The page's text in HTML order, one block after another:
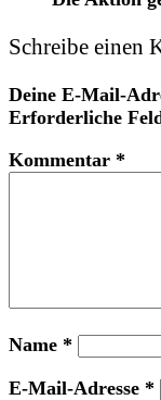
Schreibe einen
Deine E-Mail-
Erforderliche
Kommentar *
Name *
E-Mail-Adresse *